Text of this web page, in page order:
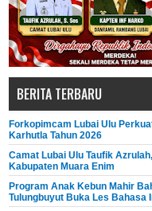
BERITA TERBARU
Forkopimcam Lubai Ulu
Karhutla Tahun 2026
Camat Lubai Ulu Taufik
Kabupaten Muara Enim
Program Anak Kebun Mahir
Tulungbuyut Buka Les Bahasa